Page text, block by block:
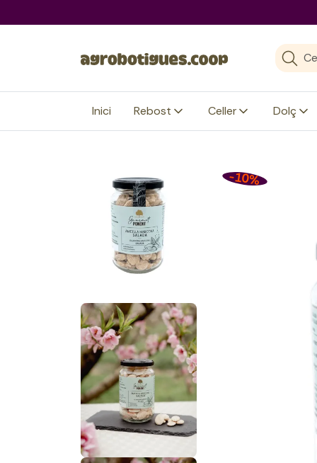
agrobotigues.coop
Inici Rebost Celler Dolç
-10%